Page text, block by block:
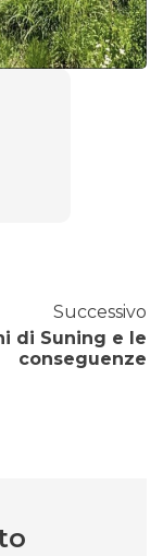
Successivo
di Suning e le
conseguenze